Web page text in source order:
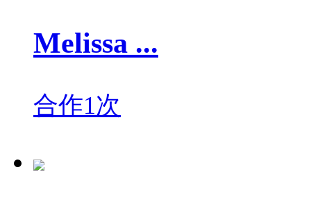
Melissa ...
合作1次